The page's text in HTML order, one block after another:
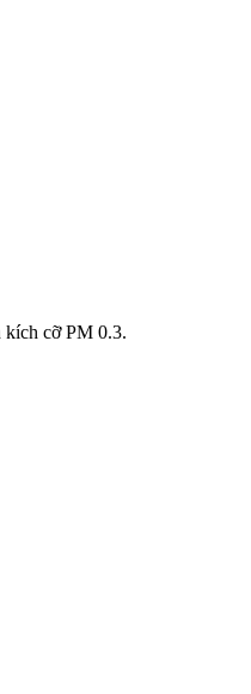
kích cỡ PM 0.3.